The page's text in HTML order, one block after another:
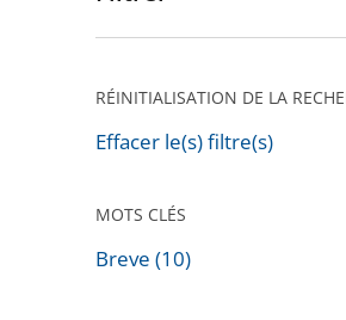
pour
après
RÉINITIALISATION DE LA
Effacer le(s) filtre(s)
MOTS CLÉS
Breve (10)